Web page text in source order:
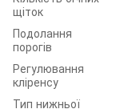
щіток
Подолання
порогів
Регулювання
кліренсу
Тип нижньої